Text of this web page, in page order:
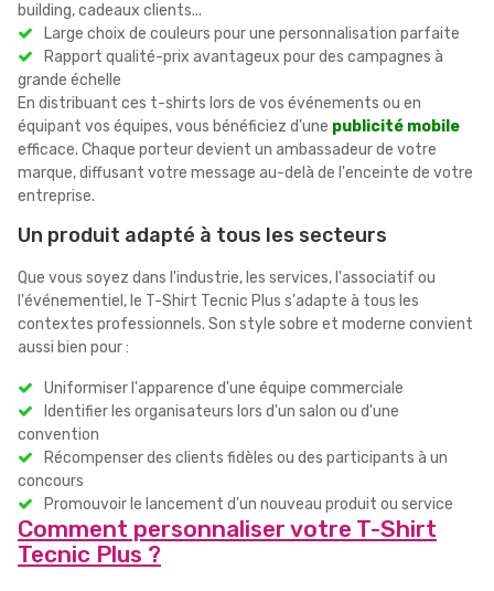
building, cadeaux clients...
Large choix de couleurs pour une personnalisation parfaite
Rapport qualité-prix avantageux pour des campagnes à
grande échelle
En distribuant ces t-shirts lors de vos événements ou en
équipant vos équipes, vous bénéficiez d'une publicité mobile
efficace. Chaque porteur devient un ambassadeur de votre
marque, diffusant votre message au-delà de l'enceinte de votre
entreprise.
Un produit adapté à tous les secteurs
Que vous soyez dans l'industrie, les services, l'associatif ou
l'événementiel, le T-Shirt Tecnic Plus s'adapte à tous les
contextes professionnels. Son style sobre et moderne convient
aussi bien pour :
Uniformiser l'apparence d'une équipe commerciale
Identifier les organisateurs lors d'un salon ou d'une
convention
Récompenser des clients fidèles ou des participants à un
concours
Promouvoir le lancement d'un nouveau produit ou service
Comment personnaliser votre T-Shirt
Tecnic Plus ?